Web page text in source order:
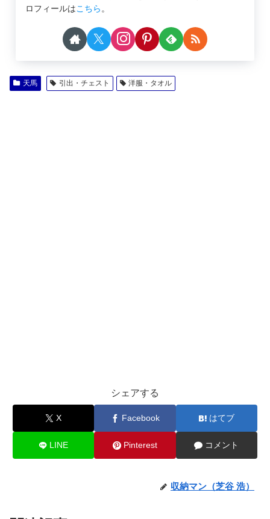
ロフィールはこちら 。
天馬 引出・チェスト 洋服・タオル
シェアする
X Facebook はてブ
LINE Pinterest コメント
収納マン（芝谷 浩）